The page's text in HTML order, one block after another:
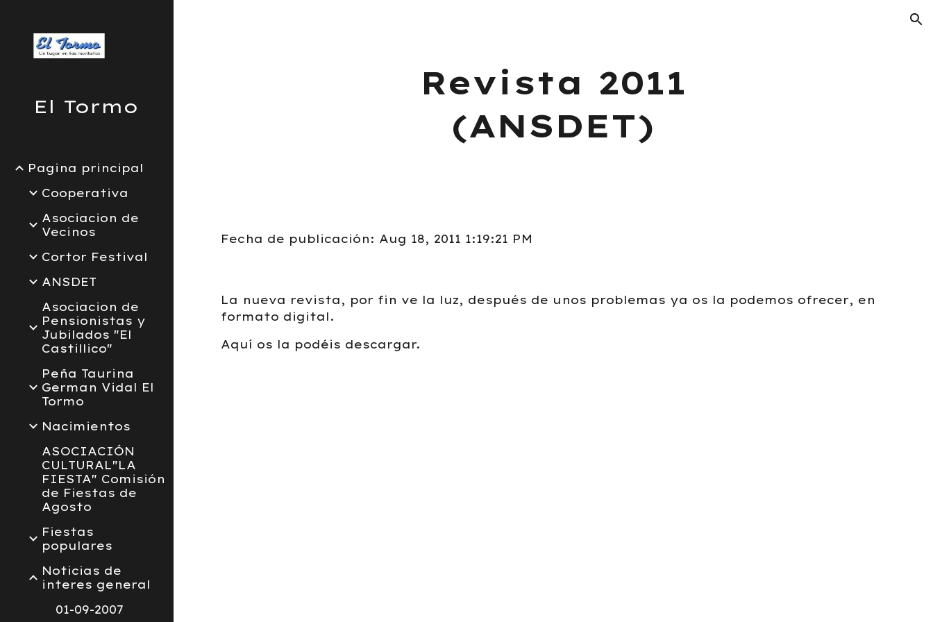
El Tormo
Pagina principal
Cooperativa
Asociacion de
Vecinos
Cortor Festival
ANSDET
Asociacion de
Pensionistas y
Jubilados "El
Castillico"
Peña Taurina
German Vidal El
Tormo
Nacimientos
ASOCIACIÓN
CULTURAL"LA
FIESTA" Comisión
de Fiestas de
Agosto
Fiestas
populares
Noticias de
interes general
01-09-2007
Revista 2011
(ANSDET)
Fecha de publicación: Aug 18, 2011 1:19:21 PM
La nueva revista, por fin ve la luz, después de unos problemas ya os la podemos ofrecer, en
formato digital.
Aquí os la podéis descargar.